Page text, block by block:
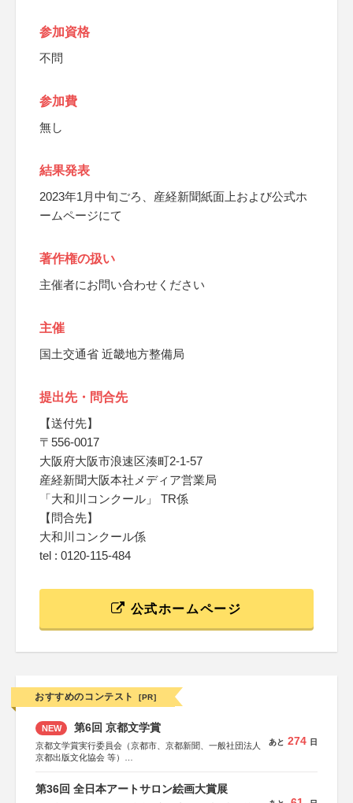
参加資格
不問
参加費
無し
結果発表
2023年1月中旬ごろ、産経新聞紙面上および公式ホ
ームページにて
著作権の扱い
主催者にお問い合わせください
主催
国土交通省 近畿地方整備局
提出先・問合先
【送付先】
〒556-0017
大阪府大阪市浪速区湊町2-1-57
産経新聞大阪本社メディア営業局
「大和川コンクール」 TR係
【問合先】
大和川コンクール係
tel : 0120-115-484
公式ホームページ
おすすめのコンテスト [PR]
NEW 第6回 京都文学賞
京都文学賞実行委員会（京都市、京都新聞、一般社団法人
京都出版文化協会 等）
KADOKAWA、河出書房新社、幻冬舎、講談社、光文社、
集英社、小学館、祥伝社、新潮社、淡交社、ちいさいミシ
あと 274 日
第36回 全日本アートサロン絵画大賞展